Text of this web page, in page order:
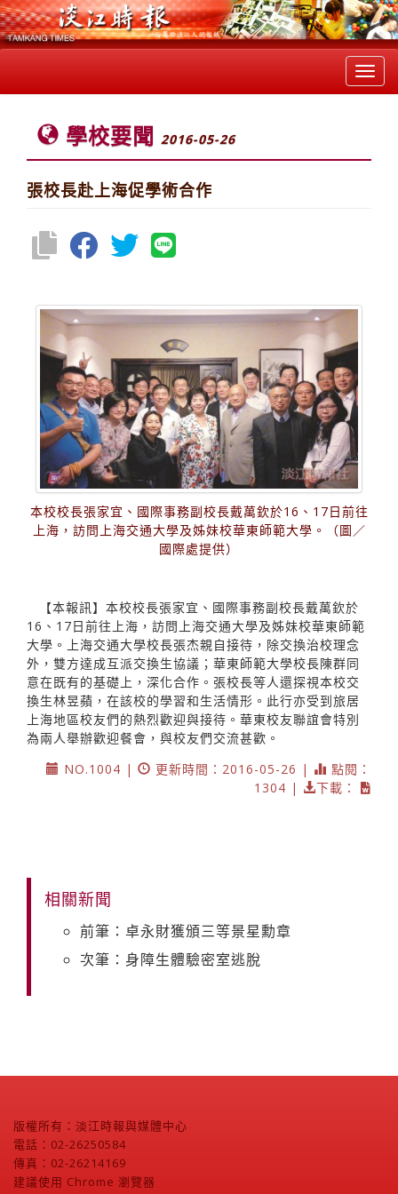
學校要聞 2016-05-26
張校長赴上海促學術合作
本校校長張家宜、國際事務副校長戴萬欽於16、17日前往
上海，訪問上海交通大學及姊妹校華東師範大學。（圖／
國際處提供）
【本報訊】本校校長張家宜、國際事務副校長戴萬欽於
16、17日前往上海，訪問上海交通大學及姊妹校華東師範
大學。上海交通大學校長張杰親自接待，除交換治校理念
外，雙方達成互派交換生協議；華東師範大學校長陳群同
意在既有的基礎上，深化合作。張校長等人還探視本校交
換生林昱蘋，在該校的學習和生活情形。此行亦受到旅居
上海地區校友們的熱烈歡迎與接待。華東校友聯誼會特別
為兩人舉辦歡迎餐會，與校友們交流甚歡。
NO.1004 |
更新時間：2016-05-26 |
點閱：
1304 |
下載：
相關新聞
前筆：卓永財獲頒三等景星勳章
次筆：身障生體驗密室逃脫
版權所有：淡江時報與媒體中心
電話：02-26250584
傳真：02-26214169
建議使用 Chrome 瀏覽器